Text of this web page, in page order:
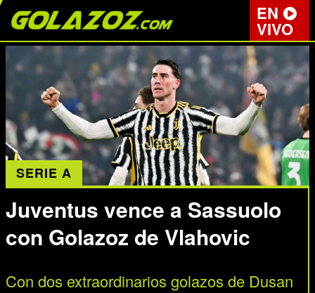
EN
VIVO
SERIE A
Juventus vence a Sassuolo
con Golazoz de Vlahovic
Con dos extraordinarios golazos de Dusan